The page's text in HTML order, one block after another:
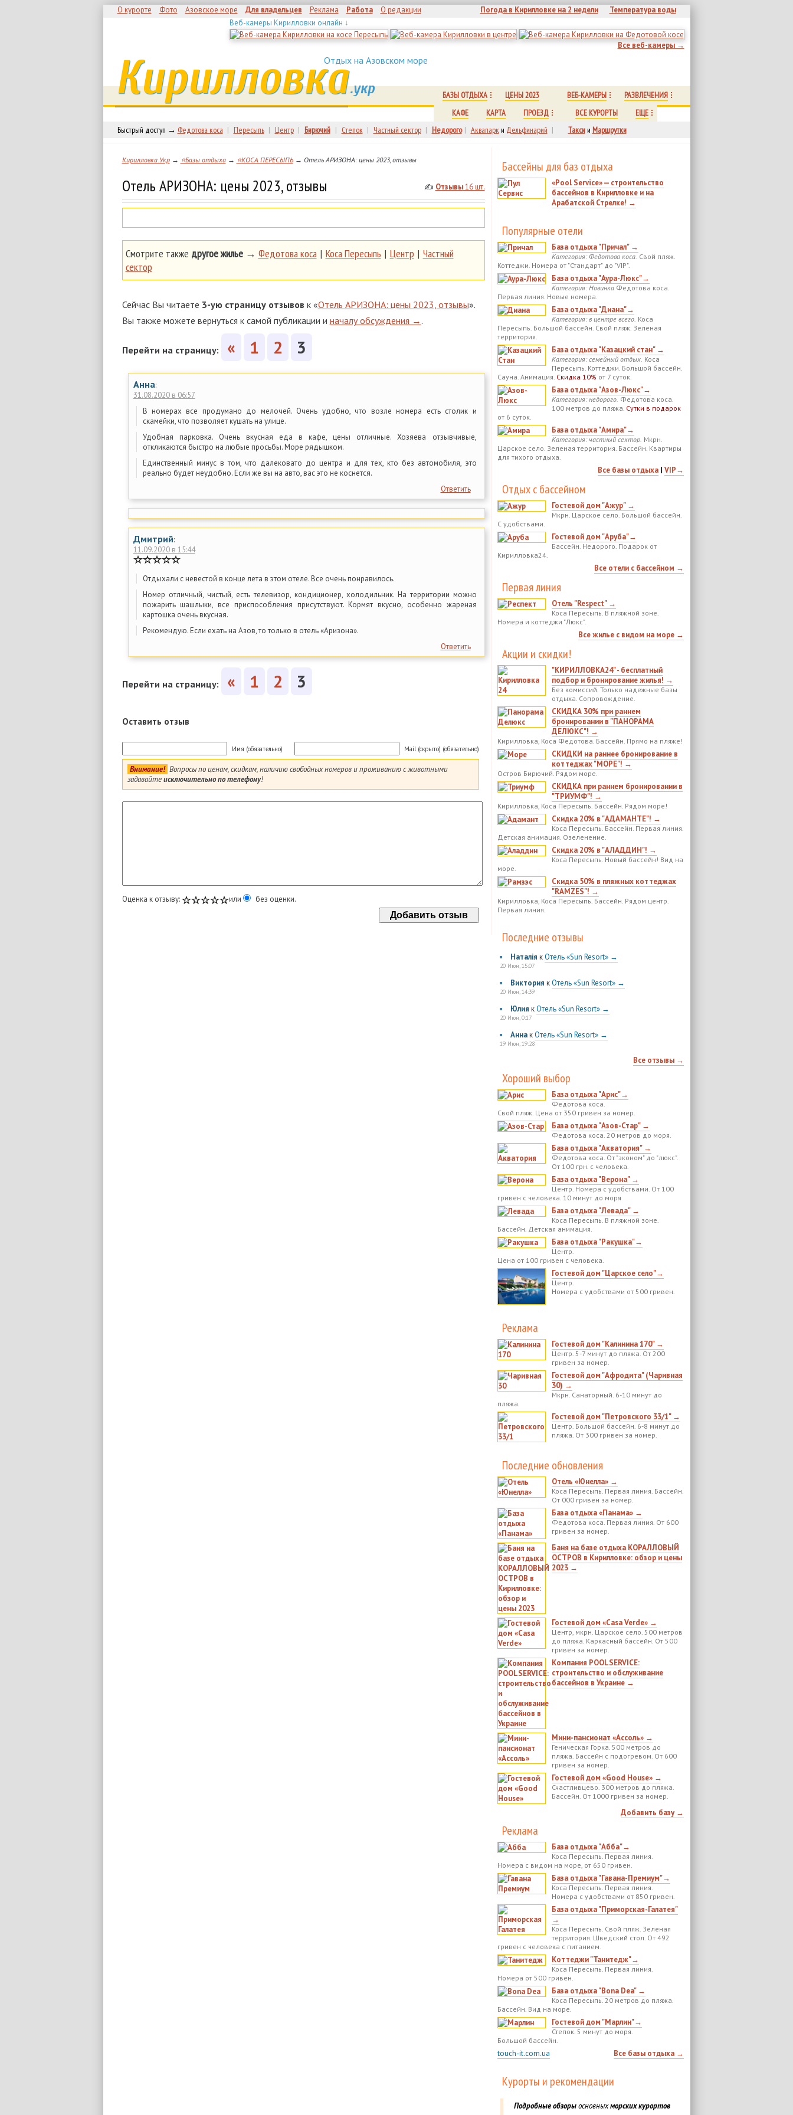
О курорте Фото Азовское море Для владельцев Реклама Работа О редакции Погода в Кирилловке на 2 недели
Температура воды
Веб-камеры Кирилловки онлайн ↓
Все веб-камеры →
Отдых на Азовском море
Кирилловка.укр БАЗЫ ОТДЫХА ЦЕНЫ 2023 ВЕБ-КАМЕРЫ
РАЗВЛЕЧЕНИЯ
КАФЕ
КАРТА ПРОЕЗД ВСЕ КУРОРТЫ
ЕЩЕ
Быстрый доступ → Федотова коса | Пересыпь | Центр | Бирючий | Степок | Частный сектор | Недорого | Аквапарки Дельфинарий | Таксии Маршрутки
Кирилловка.Укр→ ⭐Базы отдыха→ ⭐КОСА ПЕРЕСЫПЬ→ Отель АРИЗОНА: цены 2023, отзывы
✍ Отзывы16 шт.
Отель АРИЗОНА: цены 2023, отзывы
Смотрите также другое жилье→ Федотова коса | Коса Пересыпь | Центр | Частный
сектор
Сейчас Вы читаете 3-ую страницу отзывов к «Отель АРИЗОНА: цены 2023, отзывы».
Вы также можете вернуться к самой публикации и началу обсуждения →.
Перейти на страницу: « 1 2 3
Анна:
31.08.2020 в 06:57
В номерах все продумано до мелочей. Очень удобно, что возле номера есть столик и
скамейки, что позволяет кушать на улице.
Удобная парковка. Очень вкусная еда в кафе, цены отличные. Хозяева отзывчивые,
откликаются быстро на любые просьбы. Море рядышком.
Единственный минус в том, что далековато до центра и для тех, кто без автомобиля, это
реально будет неудобно. Если же вы на авто, вас это не коснется.
Ответить
Дмитрий:
11.09.2020 в 15:44
Отдыхали с невестой в конце лета в этом отеле. Все очень понравилось.
Номер отличный, чистый, есть телевизор, кондиционер, холодильник. На территории можно
пожарить шашлыки, все приспособления присутствуют. Кормят вкусно, особенно жареная
картошка очень вкусная.
Рекомендую. Если ехать на Азов, то только в отель «Аризона».
Ответить
Перейти на страницу: « 1 2 3
Оставить отзыв
Имя (обязательно) Mail (скрыто) (обязательно)
Внимание! Вопросы по ценам, скидкам, наличию свободных номеров и проживанию с животными
задавайтеисключительно по телефону!
Оценка к отзыву: или без оценки.
Бассейны для баз отдыха
«Pool Service» — строительство
бассейнов в Кирилловке и на
Арабатской Стрелке! →
Популярные отели
База отдыха "Причал" →
Категория: Федотова коса. Свой пляж.
Коттеджи. Номера от "Стандарт" до "VIP".
База отдыха "Аура-Люкс"→
Категория: НовинкаФедотова коса.
Первая линия. Новые номера.
База отдыха "Диана"→
Категория: в центре всего. Коса
Пересыпь. Большой бассейн. Свой пляж. Зеленая
территория.
База отдыха "Казацкий стан" →
Категория: семейный отдых. Коса
Пересыпь. Коттеджи. Большой бассейн.
Сауна. Анимация. Скидка 10% от 7 суток.
База отдыха "Азов-Люкс"→
Категория: недорого. Федотова коса.
100 метров до пляжа. Сутки в подарок
от 6 суток.
База отдыха "Амира"→
Категория: частный сектор. Мкрн.
Царское село. Зеленая территория. Бассейн. Квартиры
для тихого отдыха.
Все базы отдыха| VIP→
Отдых с бассейном
Гостевой дом "Ажур" →
Мкрн. Царское село. Большой бассейн.
С удобствами.
Гостевой дом "Аруба"→
Бассейн. Недорого. Подарок от
Кирилловка24.
Все отели с бассейном →
Первая линия
Отель "Respect" →
Коса Пересыпь. В пляжной зоне.
Номера и коттеджи "Люкс".
Все жилье с видом на море →
Акции и скидки!
"КИРИЛЛОВКА24" - бесплатный
подбор и бронирование жилья! →
Без комиссий. Только надежные базы
отдыха. Сопровождение.
СКИДКА 30% при раннем
бронировании в "ПАНОРАМА
ДЕЛЮКС"! →
Кирилловка, Коса Федотова. Бассейн. Прямо на пляже!
СКИДКИ на раннее бронирование в
коттеджах "МОРЕ"! →
Остров Бирючий. Рядом море.
СКИДКА при раннем бронировании в
"ТРИУМФ"! →
Кирилловка, Коса Пересыпь. Бассейн. Рядом море!
Скидка 20% в "АДАМАНТЕ"! →
Коса Пересыпь. Бассейн. Первая линия.
Детская анимация. Озеленение.
Скидка 20% в "АЛАДДИН"! →
Коса Пересыпь. Новый бассейн! Вид на
море.
Скидка 50% в пляжных коттеджах
"RAMZES"! →
Кирилловка, Коса Пересыпь. Бассейн. Рядом центр.
Первая линия.
Последние отзывы
Наталія кОтель «Sun Resort» →
20 Июн, 15:07
Виктория кОтель «Sun Resort» →
20 Июн, 14:39
Юлия кОтель «Sun Resort» →
20 Июн, 0:17
АннакОтель «Sun Resort» →
19 Июн, 19:28
Все отзывы →
Хороший выбор
База отдыха "Арис"→
Федотова коса.
Свой пляж. Цена от 350 гривен за номер.
База отдыха "Азов-Стар" →
Федотова коса. 20 метров до моря.
База отдыха "Акватория" →
Федотова коса. От "эконом" до "люкс".
От 100 грн. с человека.
База отдыха "Верона" →
Центр. Номера с удобствами. От 100
гривен с человека. 10 минут до моря
База отдыха "Левада" →
Коса Пересыпь. В пляжной зоне.
Бассейн. Детская анимация.
База отдыха "Ракушка"→
Центр.
Цена от 100 гривен с человека.
Гостевой дом "Царское село"→
Центр.
Номера с удобствами от 500 гривен.
Реклама
Гостевой дом "Калинина 170" →
Центр. 5-7 минут до пляжа. От 200
гривен за номер.
Гостевой дом "Афродита" (Чаривная
30) →
Мкрн. Санаторный. 6-10 минут до
пляжа.
Гостевой дом "Петровского 33/1" →
Центр. Большой бассейн. 6-8 минут до
пляжа. От 300 гривен за номер.
Последние обновления
Отель «Юнелла» →
Коса Пересыпь. Первая линия. Бассейн.
От 000 гривен за номер.
База отдыха «Панама» →
Федотова коса. Первая линия. От 600
гривен за номер.
Баня на базе отдыха КОРАЛЛОВЫЙ
ОСТРОВ в Кирилловке: обзор и цены
2023 →
Гостевой дом «Casa Verde» →
Центр, мкрн. Царское село. 500 метров
до пляжа. Каркасный бассейн. От 500
гривен за номер.
Компания POOLSERVICE:
строительство и обслуживание
бассейнов в Украине →
Мини-пансионат «Ассоль» →
Геническая Горка. 500 метров до
пляжа. Бассейн с подогревом. От 600
гривен за номер.
Гостевой дом «Good House» →
Счастливцево. 300 метров до пляжа.
Бассейн. От 1000 гривен за номер.
Добавить базу →
Реклама
База отдыха "Абба"→
Коса Пересыпь. Первая линия.
Номера с видом на море, от 650 гривен.
База отдыха "Гавана-Премиум"→
Коса Пересыпь. Первая линия.
Номера с удобствами от 850 гривен.
База отдыха "Приморская-Галатея"
→
Коса Пересыпь. Свой пляж. Зеленая
территория. Шведский стол. От 492
гривен с человека с питанием.
Коттеджи "Танитедж"→
Коса Пересыпь. Первая линия.
Номера от 500 гривен.
База отдыха "Bona Dea" →
Коса Пересыпь. 20 метров до пляжа.
Бассейн. Вид на море.
Гостевой дом "Марлин"→
Степок. 5 минут до моря.
Большой бассейн.
Все базы отдыха →
touch-it.com.ua
Курорты и рекомендации
Подробные обзорыосновныхморских курортов